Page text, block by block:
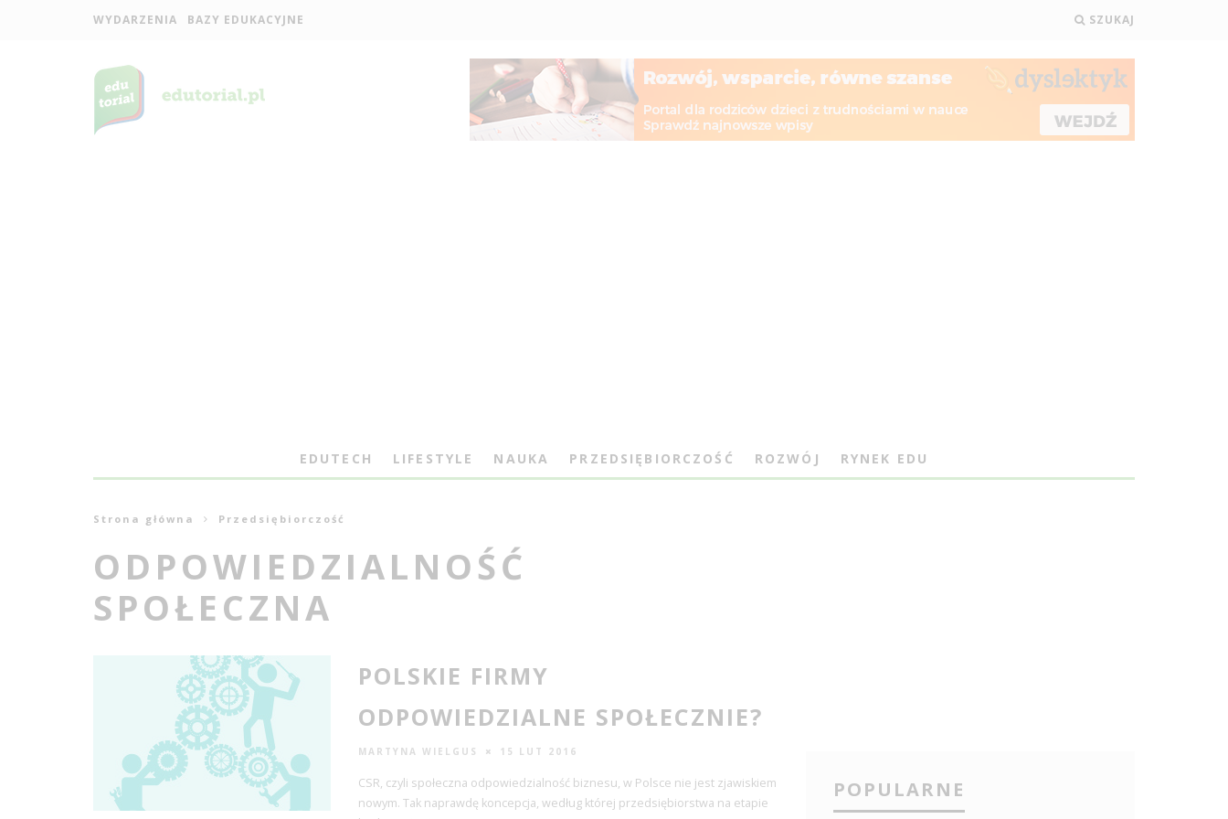
WYDARZENIA BAZY EDUKACYJNE SZUKAJ
EDUTECH LIFESTYLE NAUKA PRZEDSIĘBIORCZOŚĆ ROZWÓJ RYNEK EDU
Strona główna Przedsiębiorczość
ODPOWIEDZIALNOŚĆ
SPOŁECZNA
POLSKIE FIRMY
ODPOWIEDZIALNE SPOŁECZNIE?
MARTYNA WIELGUS 15 LUT 2016
CSR, czyli społeczna odpowiedzialność biznesu, w Polsce nie jest zjawiskiem
nowym. Tak naprawdę koncepcja, według której przedsiębiorstwa na etapie
POPULARNE